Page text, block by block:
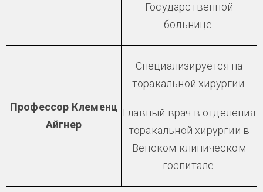
Государственной
больнице.
Профессор Клеменц
Айгнер
Специализируется на
торакальной хирургии.
Главный врач в отделения
торакальной хирургии в
Венском клиническом
госпитале.